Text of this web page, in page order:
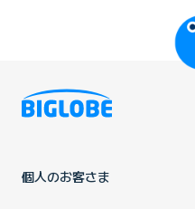
個人のお客さま